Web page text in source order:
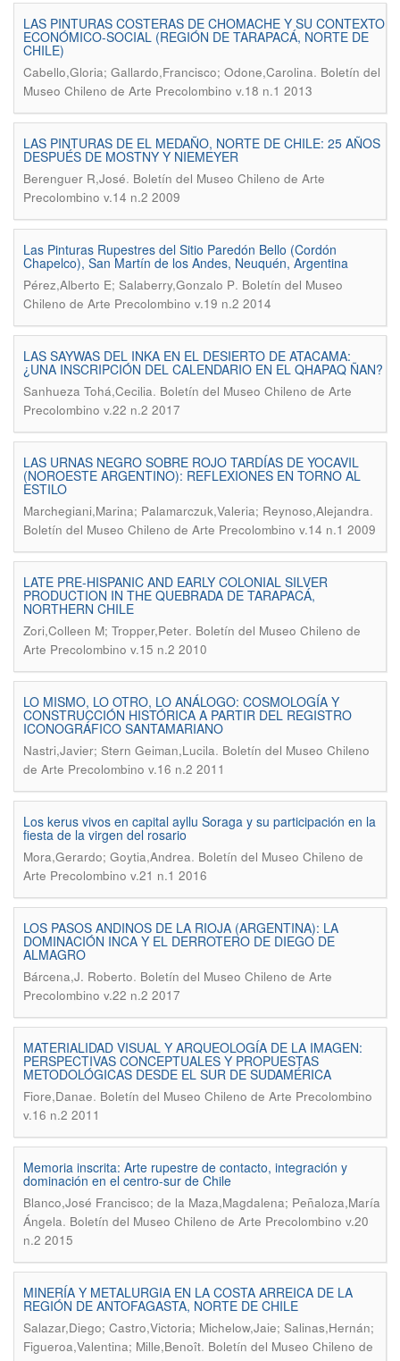
LAS PINTURAS COSTERAS DE CHOMACHE Y SU CONTEXTO
ECONÓMICO-SOCIAL (REGIÓN DE TARAPACÁ, NORTE DE
CHILE)
Cabello,Gloria; Gallardo,Francisco; Odone,Carolina. Boletín del
Museo Chileno de Arte Precolombino v.18 n.1 2013
LAS PINTURAS DE EL MEDAÑO, NORTE DE CHILE: 25 AÑOS
DESPUÉS DE MOSTNY Y NIEMEYER
Berenguer R,José. Boletín del Museo Chileno de Arte
Precolombino v.14 n.2 2009
Las Pinturas Rupestres del Sitio Paredón Bello (Cordón
Chapelco), San Martín de los Andes, Neuquén, Argentina
Pérez,Alberto E; Salaberry,Gonzalo P. Boletín del Museo
Chileno de Arte Precolombino v.19 n.2 2014
LAS SAYWAS DEL INKA EN EL DESIERTO DE ATACAMA:
¿UNA INSCRIPCIÓN DEL CALENDARIO EN EL QHAPAQ ÑAN?
Sanhueza Tohá,Cecilia. Boletín del Museo Chileno de Arte
Precolombino v.22 n.2 2017
LAS URNAS NEGRO SOBRE ROJO TARDÍAS DE YOCAVIL
(NOROESTE ARGENTINO): REFLEXIONES EN TORNO AL
ESTILO
Marchegiani,Marina; Palamarczuk,Valeria; Reynoso,Alejandra.
Boletín del Museo Chileno de Arte Precolombino v.14 n.1 2009
LATE PRE-HISPANIC AND EARLY COLONIAL SILVER
PRODUCTION IN THE QUEBRADA DE TARAPACÁ,
NORTHERN CHILE
Zori,Colleen M; Tropper,Peter. Boletín del Museo Chileno de
Arte Precolombino v.15 n.2 2010
LO MISMO, LO OTRO, LO ANÁLOGO: COSMOLOGÍA Y
CONSTRUCCIÓN HISTÓRICA A PARTIR DEL REGISTRO
ICONOGRÁFICO SANTAMARIANO
Nastri,Javier; Stern Geiman,Lucila. Boletín del Museo Chileno
de Arte Precolombino v.16 n.2 2011
Los kerus vivos en capital ayllu Soraga y su participación en la
fiesta de la virgen del rosario
Mora,Gerardo; Goytia,Andrea. Boletín del Museo Chileno de
Arte Precolombino v.21 n.1 2016
LOS PASOS ANDINOS DE LA RIOJA (ARGENTINA): LA
DOMINACIÓN INCA Y EL DERROTERO DE DIEGO DE
ALMAGRO
Bárcena,J. Roberto. Boletín del Museo Chileno de Arte
Precolombino v.22 n.2 2017
MATERIALIDAD VISUAL Y ARQUEOLOGÍA DE LA IMAGEN:
PERSPECTIVAS CONCEPTUALES Y PROPUESTAS
METODOLÓGICAS DESDE EL SUR DE SUDAMÉRICA
Fiore,Danae. Boletín del Museo Chileno de Arte Precolombino
v.16 n.2 2011
Memoria inscrita: Arte rupestre de contacto, integración y
dominación en el centro-sur de Chile
Blanco,José Francisco; de la Maza,Magdalena; Peñaloza,María
Ángela. Boletín del Museo Chileno de Arte Precolombino v.20
n.2 2015
MINERÍA Y METALURGIA EN LA COSTA ARREICA DE LA
REGIÓN DE ANTOFAGASTA, NORTE DE CHILE
Salazar,Diego; Castro,Victoria; Michelow,Jaie; Salinas,Hernán;
Figueroa,Valentina; Mille,Benoît. Boletín del Museo Chileno de